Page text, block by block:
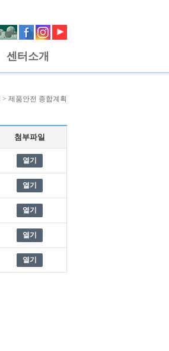
센터소개
> 제품안전 종합계획
첨부파일
열기
열기
열기
열기
열기